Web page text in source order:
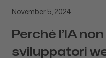
Perché l’IA
sviluppatori
November 5, 2024